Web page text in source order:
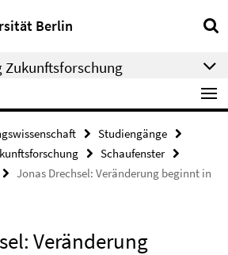
Berlin
Zukunftsforschung
Studiengänge
Schaufenster
Jonas Drechsel: Veränderung beginnt in
Veränderung